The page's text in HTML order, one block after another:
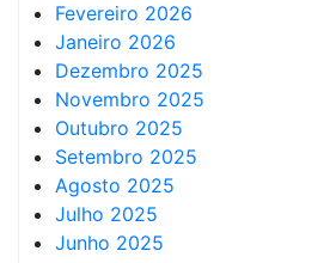
Fevereiro 2026
Janeiro 2026
Dezembro 2025
Novembro 2025
Outubro 2025
Setembro 2025
Agosto 2025
Julho 2025
Junho 2025